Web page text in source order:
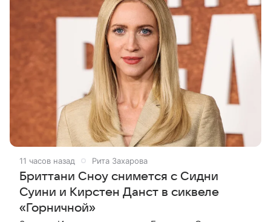
11 часов назад Рита Захарова
Бриттани Сноу снимется с Сидни
Суини и Кирстен Данст в сиквеле
«Горничной»